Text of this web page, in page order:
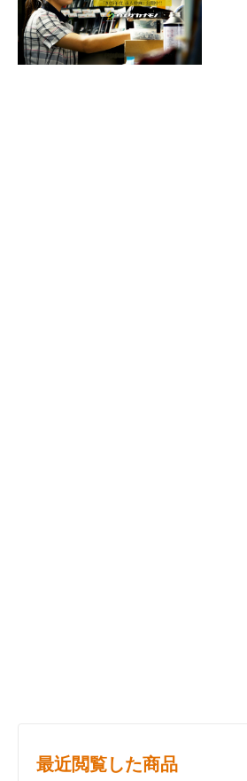
最近閲覧した商品